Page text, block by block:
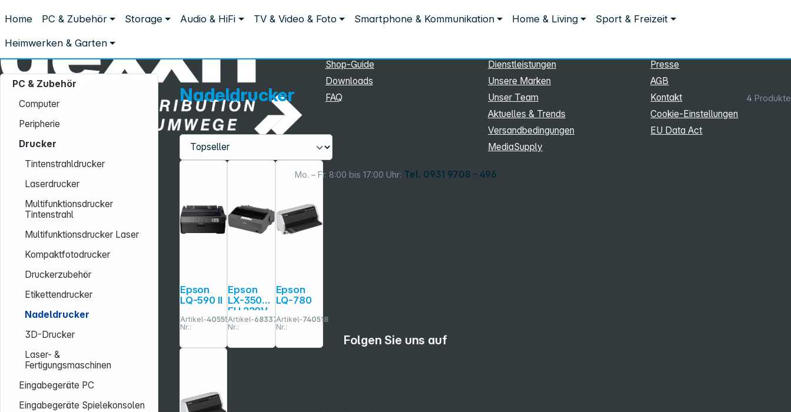
Mo. – Fr. 8:00 bis 17:00 Uhr: Tel. 0931 9708 - 496
Home PC & Zubehör Storage Audio & HiFi TV & Video & Foto Smartphone & Kommunikation Home & Living Sport & Freizeit
Heimwerken & Garten
PC & Zubehör Drucker Nadeldrucker
Nadeldrucker
PC & Zubehör
Computer
Peripherie
Drucker
Tintenstrahldrucker
Laserdrucker
Multifunktionsdrucker
Tintenstrahl
Multifunktionsdrucker Laser
Kompaktfotodrucker
Druckerzubehör
Etikettendrucker
Nadeldrucker
3D-Drucker
Laser- &
Fertigungsmaschinen
Eingabegeräte PC
Eingabegeräte Spielekonsolen
Nadeldrucker 4 Produkte
Epson
LQ-590 II
Artikel-
Nr.:
405554
Epson
LX-350
EU 220V
Artikel-
Nr.:
683375
Epson
LQ-780
Artikel-
Nr.:
740518
Service-Hotline:
+49 931 9708–496
Mo. - Fr.: 08:00 - 17:00 Uhr
Shop-Guide
Downloads
FAQ
Dienstleistungen
Unsere Marken
Unser Team
Aktuelles & Trends
Versandbedingungen
MediaSupply
Presse
AGB
Kontakt
Cookie‑Einstellungen
EU Data Act
Folgen Sie uns auf